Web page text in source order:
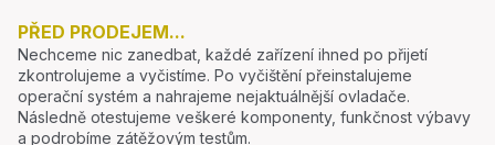
PŘED PRODEJEM...
Nechceme nic zanedbat, každé zařízení ihned po přijetí
zkontrolujeme a vyčistíme. Po vyčištění přeinstalujeme
operační systém a nahrajeme nejaktuálnější ovladače.
Následně otestujeme veškeré komponenty, funkčnost výbavy
a podrobíme zátěžovým testům.